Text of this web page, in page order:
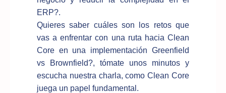
ERP?.
Quieres saber cuáles son los retos que
vas a enfrentar con una ruta hacia Clean
Core en una implementación Greenfield
vs Brownfield?, tómate unos minutos y
escucha nuestra charla, como Clean Core
juega un papel fundamental.